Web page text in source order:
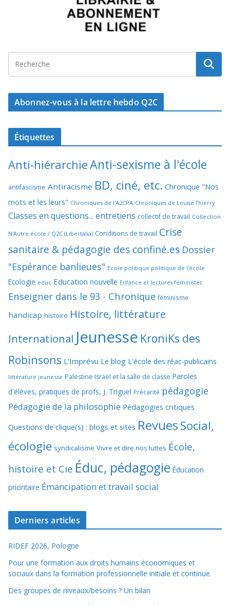
Abonnez-vous à la lettre hebdo Q2C
Étiquettes
Anti-hiérarchieAnti-sexisme à l'école
antifascisme Antiracisme BD, ciné, etc. Chronique "Nos
mots et les leurs" Chroniques de l'A2CPA Chroniques de Louise Thierry
Classes en questions... entretiens collectif de travail Collection
N'Autre école / Q2C (Libertalia) Conditions de travail Crise
sanitaire & pédagogie des confiné.es Dossier
"Espérance banlieues" Ecole politique politique de l'école
Ecologie educ Education nouvelle Enfance et lectures féministes
Enseigner dans le 93 - Chronique féminisme
handicap histoire Histoire, littérature
International Jeunesse KroniKs des
Robinsons L'Imprévu Le blog L'école des réac-publicains
littérature jeunesse Palestine Israël et la salle de classe Paroles
d'élèves, pratiques de profs, J. Triguel Précarité pédagogie
Pédagogie de la philosophie Pédagogies critiques
Questions de clique(s) : blogs et sites RevuesSocial,
écologie syndicalisme Vivre et dire nos luttes École,
histoire et Cie Éduc, pédagogie Éducation
prioritaire Émancipation et travail social
Derniers articles
RIDEF 2026, Pologne
Pour une formation aux droits humains économiques et
sociaux dans la formation professionnelle initiale et continue.
Des groupes de niveaux/besoins ? Un bilan